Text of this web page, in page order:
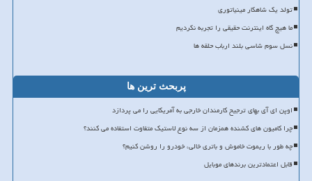
تولد یک شاهکار مینیاتوری
ما هیچ گاه اینترنت حقیقی را تجربه نکردیم
نسل سوم شاسی بلند ارباب حلقه ها
پربحث ترین ها
اوپن ای آی بهای ترجیح کارمندان خارجی به آمریکایی را می پردازد
چرا کامیون های کشنده همزمان از سه نوع لاستیک متفاوت استفاده می کنند؟
چه طور با ریموت خاموش و باتری خالی، خودرو را روشن کنیم؟
قابل اعتمادترین برندهای موبایل